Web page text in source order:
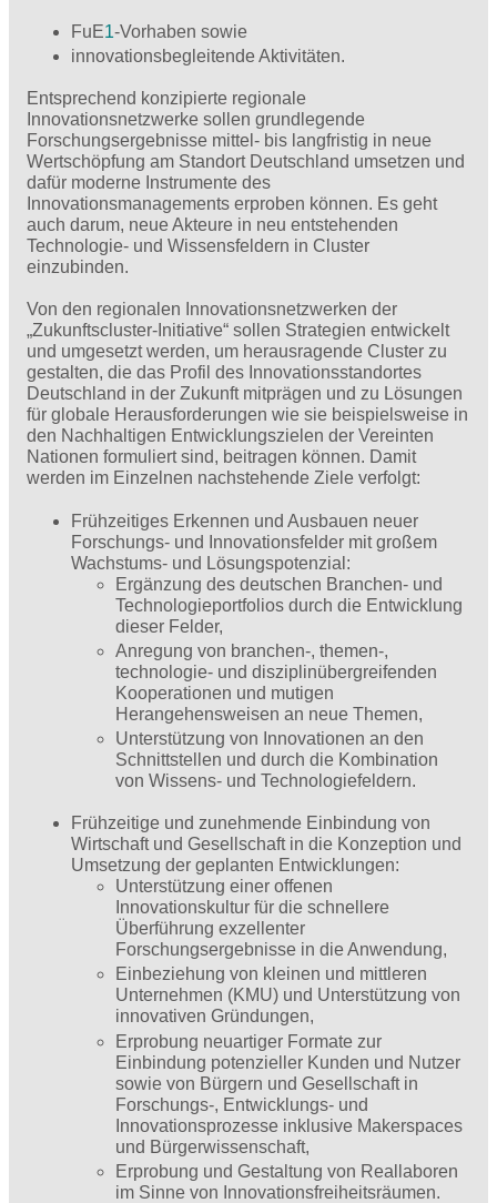
FuE1-Vorhaben sowie
innovationsbegleitende Aktivitäten.
Entsprechend konzipierte regionale
Innovationsnetzwerke sollen grundlegende
Forschungsergebnisse mittel- bis langfristig in neue
Wertschöpfung am Standort Deutschland umsetzen und
dafür moderne Instrumente des
Innovationsmanagements erproben können. Es geht
auch darum, neue Akteure in neu entstehenden
Technologie- und Wissensfeldern in Cluster
einzubinden.
Von den regionalen Innovationsnetzwerken der
„Zukunftscluster-Initiative“ sollen Strategien entwickelt
und umgesetzt werden, um herausragende Cluster zu
gestalten, die das Profil des Innovationsstandortes
Deutschland in der Zukunft mitprägen und zu Lösungen
für globale Herausforderungen wie sie beispielsweise in
den Nachhaltigen Entwicklungszielen der Vereinten
Nationen formuliert sind, beitragen können. Damit
werden im Einzelnen nachstehende Ziele verfolgt:
Frühzeitiges Erkennen und Ausbauen neuer
Forschungs- und Innovationsfelder mit großem
Wachstums- und ­Lösungspotenzial:
Ergänzung des deutschen Branchen- und
Technologieportfolios durch die Entwicklung
dieser Felder,
Anregung von branchen-, themen-,
technologie- und disziplinübergreifenden
Kooperationen und mutigen
Herangehensweisen an neue Themen,
Unterstützung von Innovationen an den
Schnittstellen und durch die Kombination
von Wissens- und Technologiefeldern.
Frühzeitige und zunehmende Einbindung von
Wirtschaft und Gesellschaft in die Konzeption und
Umsetzung der geplanten Entwicklungen:
Unterstützung einer offenen
Innovationskultur für die schnellere
Überführung exzellenter
Forschungsergebnisse in die Anwendung,
Einbeziehung von kleinen und mittleren
Unternehmen (KMU) und Unterstützung von
innovativen Gründungen,
Erprobung neuartiger Formate zur
Einbindung potenzieller Kunden und Nutzer
sowie von Bürgern und Gesellschaft in
Forschungs-, Entwicklungs- und
Innovationsprozesse inklusive Makerspaces
und Bürgerwissenschaft,
Erprobung und Gestaltung von Reallaboren
im Sinne von Innovationsfreiheitsräumen.